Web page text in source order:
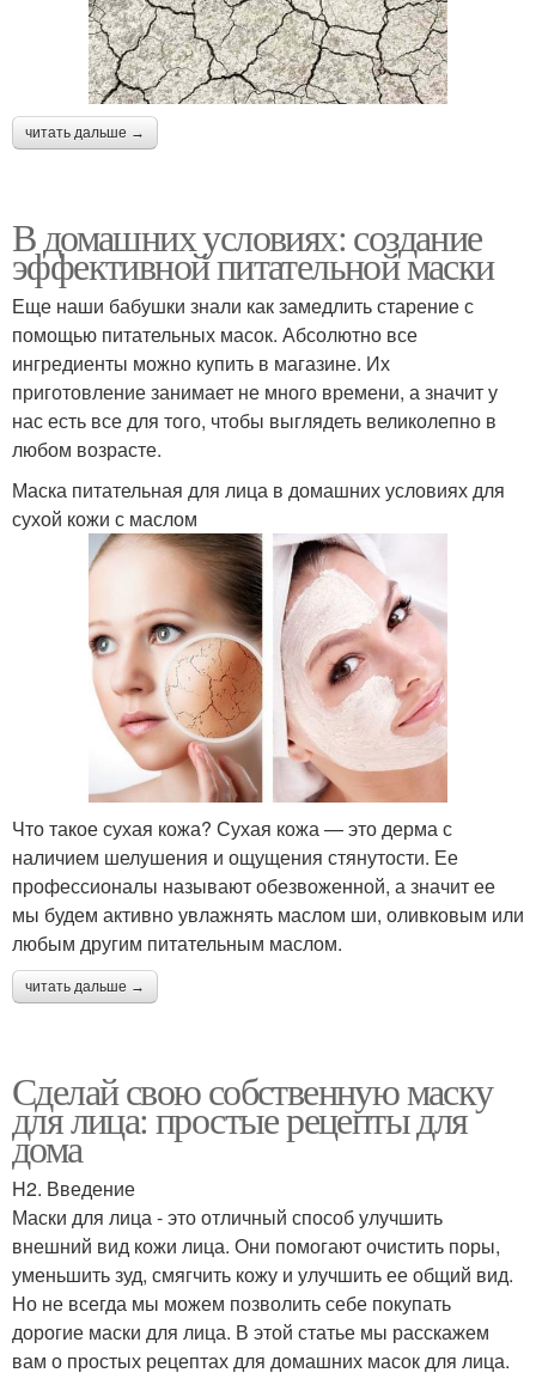
читать дальше →
В домашних условиях: создание
эффективной питательной маски
Еще наши бабушки знали как замедлить старение с
помощью питательных масок. Абсолютно все
ингредиенты можно купить в магазине. Их
приготовление занимает не много времени, а значит у
нас есть все для того, чтобы выглядеть великолепно в
любом возрасте.
Маска питательная для лица в домашних условиях для
сухой кожи с маслом
Что такое сухая кожа? Сухая кожа — это дерма с
наличием шелушения и ощущения стянутости. Ее
профессионалы называют обезвоженной, а значит ее
мы будем активно увлажнять маслом ши, оливковым или
любым другим питательным маслом.
читать дальше →
Сделай свою собственную маску
для лица: простые рецепты для
дома
H2. Введение
Маски для лица - это отличный способ улучшить
внешний вид кожи лица. Они помогают очистить поры,
уменьшить зуд, смягчить кожу и улучшить ее общий вид.
Но не всегда мы можем позволить себе покупать
дорогие маски для лица. В этой статье мы расскажем
вам о простых рецептах для домашних масок для лица.